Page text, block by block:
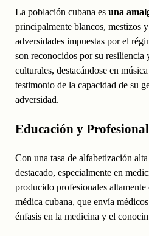
La población cubana es una
principalmente blancos, mestizos
adversidades impuestas por el
son reconocidos por su resiliencia
culturales, destacándose en
testimonio de la capacidad de su
adversidad.
Educación y
Con una tasa de alfabetización
destacado, especialmente en
producido profesionales
médica cubana, que envía
énfasis en la medicina y el